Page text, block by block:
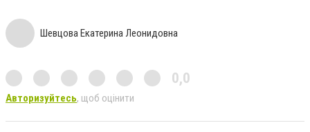
Шевцова Екатерина Леонидовна
0,0
Авторизуйтесь, щоб оцінити